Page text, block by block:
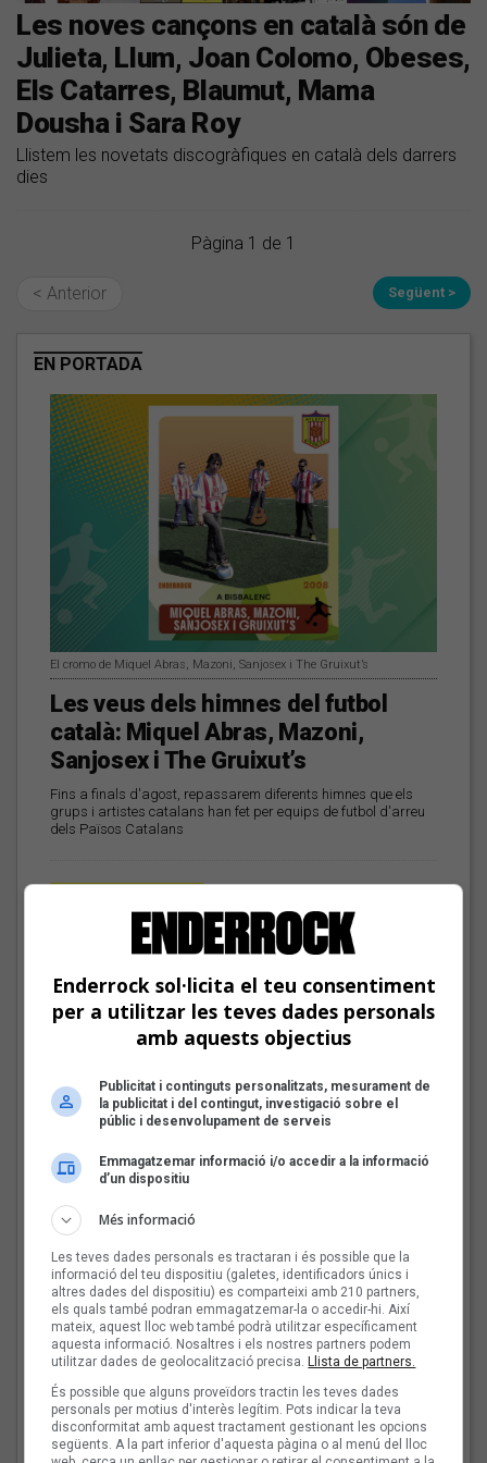
Les noves cançons en català són de
Julieta, Llum, Joan Colomo, Obeses,
Els Catarres, Blaumut, Mama
Dousha i Sara Roy
Llistem les novetats discogràfiques en català dels darrers
dies
Pàgina 1 de 1
< Anterior Següent >
EN PORTADA
El cromo de Miquel Abras, Mazoni, Sanjosex i The Gruixut’s
Les veus dels himnes del futbol
català: Miquel Abras, Mazoni,
Sanjosex i The Gruixut’s
Fins a finals d'agost, repassarem diferents himnes que els
grups i artistes catalans han fet per equips de futbol d'arreu
dels Països Catalans
descobreix els
concursants balears i
Tot a punt per la Plaça
Joana Gomila:
«L’algoritme eren els
amics, entrar dins un
bar, anar a un concert, la
revista de torn»
Enderrock sol·licita el teu consentiment
per a utilitzar les teves dades personals
amb aquests objectius
Publicitat i continguts personalitzats, mesurament de
la publicitat i del contingut, investigació sobre el
públic i desenvolupament de serveis
Emmagatzemar informació i/o accedir a la informació
d’un dispositiu
Més informació
Les teves dades personals es tractaran i és possible que la
informació del teu dispositiu (galetes, identificadors únics i
altres dades del dispositiu) es comparteixi amb 210 partners,
els quals també podran emmagatzemar-la o accedir-hi. Així
mateix, aquest lloc web també podrà utilitzar específicament
aquesta informació. Nosaltres i els nostres partners podem
utilitzar dades de geolocalització precisa. Llista de partners.
És possible que alguns proveïdors tractin les teves dades
personals per motius d'interès legítim. Pots indicar la teva
disconformitat amb aquest tractament gestionant les opcions
següents. A la part inferior d'aquesta pàgina o al menú del lloc